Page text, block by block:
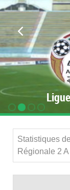
Statistiques
Régionale 2